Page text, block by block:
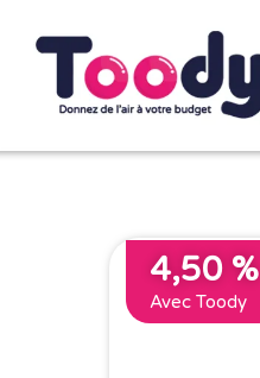
4,50 %
Avec Toody